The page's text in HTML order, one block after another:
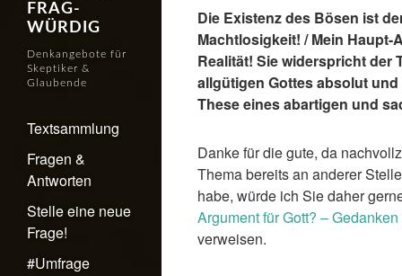
FRAG-
WÜRDIG
Denkangebote für
Skeptiker &
Glaubende
Textsammlung
Fragen &
Antworten
Stelle eine neue
Frage!
#Umfrage
Die Existenz des Bösen ist
Machtlosigkeit! / Mein
Realität! Sie widerspricht der
allgütigen Gottes absolut
These eines abartigen und
Danke für die gute, da
Thema bereits an anderer
habe, würde ich Sie daher
Argument für Gott? –
verweisen.